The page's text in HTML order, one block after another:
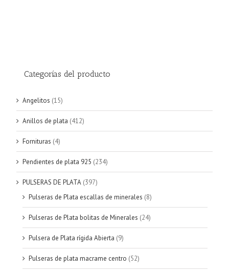
Categorías del producto
Angelitos (15)
Anillos de plata (412)
Fornituras (4)
Pendientes de plata 925 (234)
PULSERAS DE PLATA (397)
Pulseras de Plata escallas de minerales (8)
Pulseras de Plata bolitas de Minerales (24)
Pulsera de Plata rígida Abierta (9)
Pulseras de plata macrame centro (52)